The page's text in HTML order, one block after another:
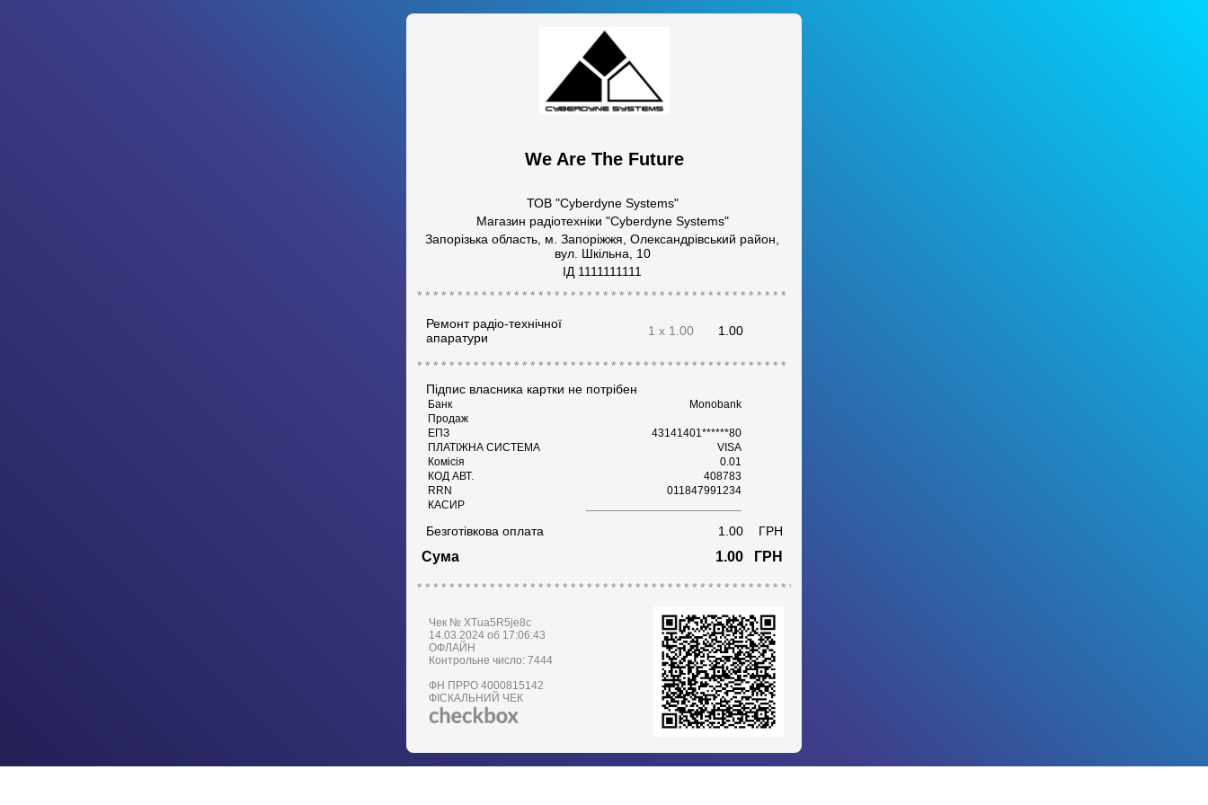
We Are The Future
ТОВ "Cyberdyne Systems"
Магазин радіотехніки "Cyberdyne Systems"
Запорізька область, м. Запоріжжя, Олександрівський район,
вул. Шкільна, 10
ІД 1111111111
* * * * * * * * * * * * * * * * * * * * * * * * * * * * * * * * * * * * * * * * * * * * * * * * * * * * * * * * *
Ремонт радіо-технічної
апаратури
1 x 1.00 1.00
* * * * * * * * * * * * * * * * * * * * * * * * * * * * * * * * * * * * * * * * * * * * * * * * * * * * * * * * *
Підпис власника картки не потрібен
Банк
Monobank
Продаж
ЕПЗ
43141401******80
ПЛАТІЖНА СИСТЕМА
VISA
Комісія
0.01
КОД АВТ.
408783
RRN
011847991234
КАСИР
Безготівкова оплата 1.00 ГРН
Сума 1.00 ГРН
* * * * * * * * * * * * * * * * * * * * * * * * * * * * * * * * * * * * * * * * * * * * * * * * * * * * * * * * *
Чек № XTua5R5je8c
14.03.2024 об 17:06:43
ОФЛАЙН
Контрольне число: 7444
ФН ПРРО 4000815142
ФІСКАЛЬНИЙ ЧЕК